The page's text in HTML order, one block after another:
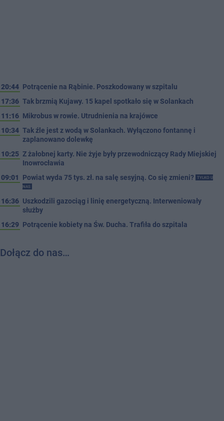
20:44 Potrącenie na Rąbinie. Poszkodowany w szpitalu
17:36 Tak brzmią Kujawy. 15 kapel spotkało się w Solankach
11:16 Mikrobus w rowie. Utrudnienia na krajówce
10:34 Tak źle jest z wodą w Solankach. Wyłączono fontannę i
zaplanowano dolewkę
10:25 Z żałobnej karty. Nie żyje były przewodniczący Rady Miejskiej
Inowrocławia
09:01
Powiat wyda 75 tys. zł. na salę sesyjną. Co się zmieni?
TYLKO U
NAS
16:36 Uszkodzili gazociąg i linię energetyczną. Interweniowały
służby
16:29 Potrącenie kobiety na Św. Ducha. Trafiła do szpitala
Dołącz do nas…